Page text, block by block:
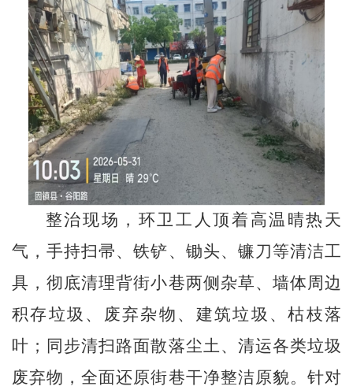
整治现场，环卫工人顶着高温晴热天
气，手持扫帚、铁铲、锄头、镰刀等清洁工
具，彻底清理背街小巷两侧杂草、墙体周边
积存垃圾、废弃杂物、建筑垃圾、枯枝落
叶；同步清扫路面散落尘土、清运各类垃圾
废弃物，全面还原街巷干净整洁原貌。针对